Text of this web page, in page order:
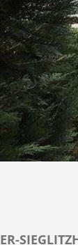
ER-